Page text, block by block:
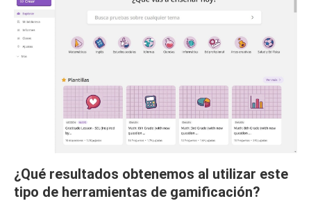
¿Qué resultados obtenemos al utilizar este
tipo de herramientas de gamificación?